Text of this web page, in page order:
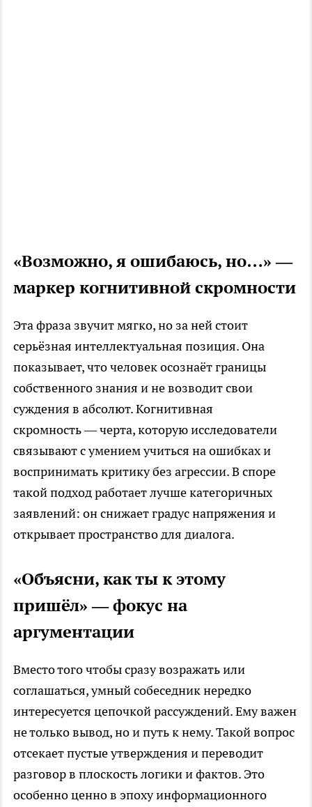
«Возможно, я ошибаюсь, но…» —
маркер когнитивной скромности
Эта фраза звучит мягко, но за ней стоит
серьёзная интеллектуальная позиция. Она
показывает, что человек осознаёт границы
собственного знания и не возводит свои
суждения в абсолют. Когнитивная
скромность — черта, которую исследователи
связывают с умением учиться на ошибках и
воспринимать критику без агрессии. В споре
такой подход работает лучше категоричных
заявлений: он снижает градус напряжения и
открывает пространство для диалога.
«Объясни, как ты к этому
пришёл» — фокус на
аргументации
Вместо того чтобы сразу возражать или
соглашаться, умный собеседник нередко
интересуется цепочкой рассуждений. Ему важен
не только вывод, но и путь к нему. Такой вопрос
отсекает пустые утверждения и переводит
разговор в плоскость логики и фактов. Это
особенно ценно в эпоху информационного